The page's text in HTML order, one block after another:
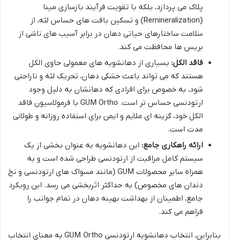
پلاک می پردازد، بلکه با تقویت فرآیند بازسازی مینا
(Remineralization) و تسکین بافت های حساس لثه، از
سلامت ساختارهای حیاتی دهان در برابر آسیب های ناشی از
بریس ها محافظت می کند.
فاقد الکل: بسیاری از دهانشویه های معمولی حاوی الکل
هستند که می تواند باعث خشکی دهان، تحریک لثه و ناراحتی
شود، به خصوص برای افرادی که دهانشان به دلیل وجود
ارتودنسی حساس تر است. GUM Ortho با فرمولاسیون فاقد
الکل خود، گزینه ای ملایم و ایمن برای استفاده روزانه و طولانی
مدت است.
ارائه راهکاری جامع: این دهانشویه به عنوان بخشی از یک
سیستم کامل مراقبت از ارتودنسی طراحی شده است و به
همراه سایر محصولات GUM (مانند مسواک های ارتودنسی و نخ
دندان های مخصوص) به حداکثر اثربخشی می رسد. این رویکرد
جامع، اطمینان از بهداشت بهینه دهان در تمام جوانب را
فراهم می کند.
بنابراین، انتخاب دهانشویه ارتودنسی GUM Ortho به معنای انتخاب